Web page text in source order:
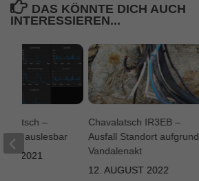
DAS KÖNNTE DICH AUCH
INTERESSIEREN...
Chavalatsch IR3EB –
Ausfall Standort aufgrund
Vandalenakt
12. AUGUST 2022
–
nun auslesbar
2021